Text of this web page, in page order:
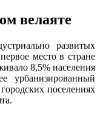
велаяте
развитых
место в стране
8,5% населения
урбанизированный
поселениях